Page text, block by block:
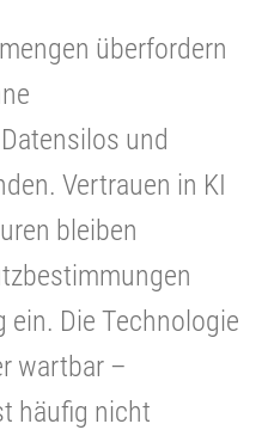
überfordern
und
Vertrauen in KI
bleiben
ein. Die Technologie
wartbar –
häufig nicht